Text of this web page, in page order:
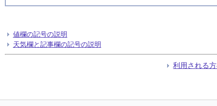
値欄の記号の説明
天気欄と記事欄の記号の説明
利用される